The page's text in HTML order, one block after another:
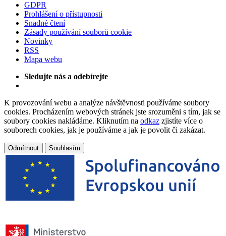
GDPR
Prohlášení o přístupnosti
Snadné čtení
Zásady používání souborů cookie
Novinky
RSS
Mapa webu
Sledujte nás a odebírejte
K provozování webu a analýze návštěvnosti používáme soubory
cookies. Procházením webových stránek jste srozuměni s tím, jak se
soubory cookies nakládáme. Kliknutím na odkaz zjistíte více o
souborech cookies, jak je používáme a jak je povolit či zakázat.
Odmítnout Souhlasím